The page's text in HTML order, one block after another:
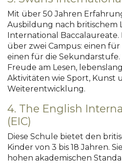
Mit über 50 Jahren
Ausbildung nach britischem
International Baccalaureate.
über zwei Campus: einen
einen für die Sekundarstufe.
Freude am Lesen,
Aktivitäten wie Sport, Kunst
Weiterentwicklung.
4. The English
(EIC)
Diese Schule bietet den
Kinder von 3 bis 18 Jahren.
hohen akademischen